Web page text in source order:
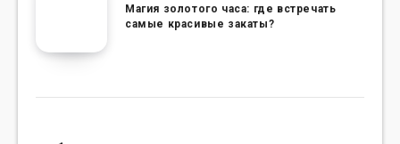
Магия золотого часа: где встречать
самые красивые закаты?